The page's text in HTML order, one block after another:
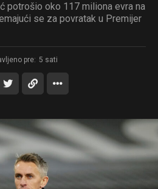
potrošio oko 117 miliona evra na
se za povratak u Premijer
pre: 5 sati